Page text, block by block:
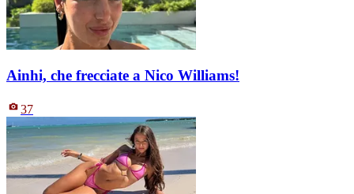
Ainhi, che frecciate a Nico Williams!
37